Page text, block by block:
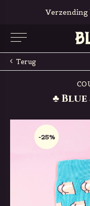
Gratis
Terug
♣
-25%
-25%